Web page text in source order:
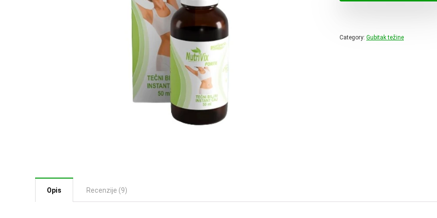
Category: Gubitak težine
Opis Recenzije (9)